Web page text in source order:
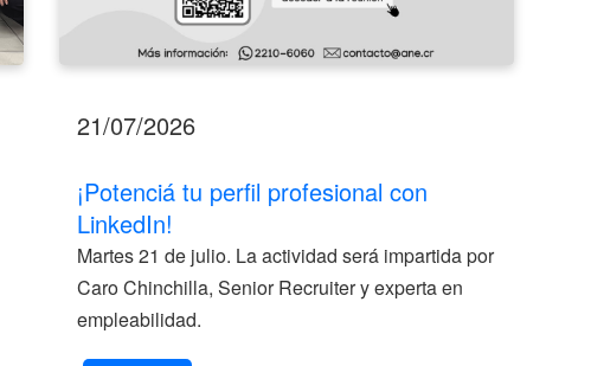
21/07/2026
¡Potenciá tu perfil profesional con
LinkedIn!
Martes 21 de julio. La actividad será impartida por
Caro Chinchilla, Senior Recruiter y experta en
empleabilidad.